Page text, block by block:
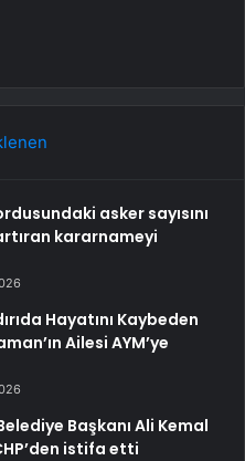
asker sayısını
kararnameyi
Hayatını Kaybeden
Ailesi AYM’ye
Başkanı Ali Kemal
istifa etti